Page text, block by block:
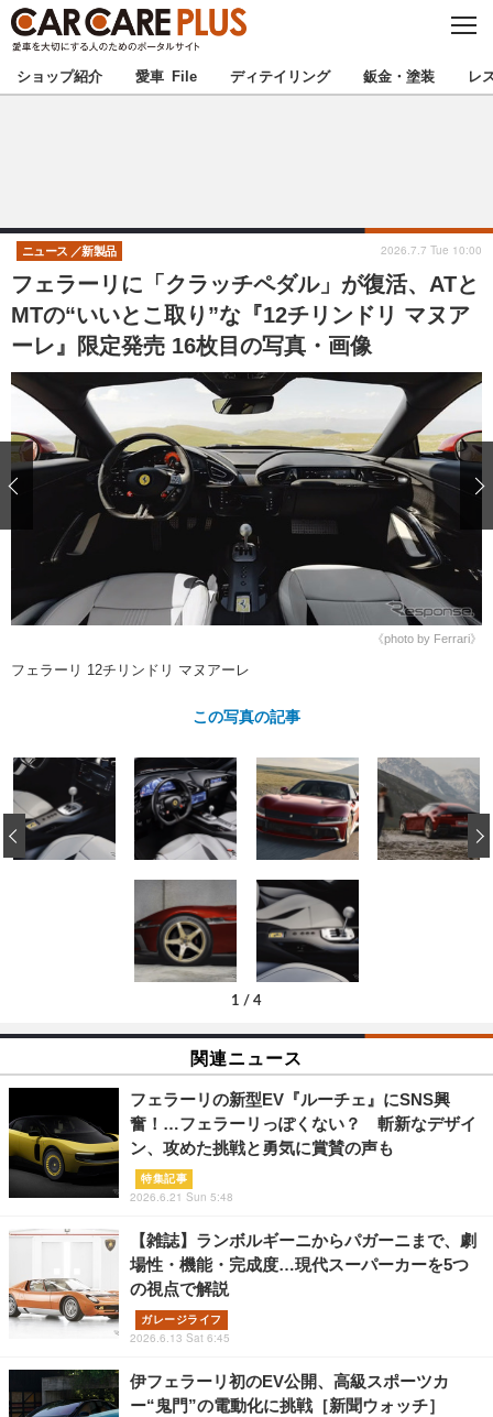
C
S
E
★カーケアプラス認定★ 厳選プロショップを地域から探す
甲信越 北陸
東海 関西
中国 四国
九州
注目の記事
ショップレポート
自動車豆知識 ストップ！不具合修理＆粗悪修理
鈑金・塗装
ディテイリング
ディテイリング
ヘッドライト磨き コーティング
鈑金・塗装
小キズ直し
特集記事
カーメーカー「旧車」関連プロジェ
インタビュー
イベント告知 イベントレポート
ショップ紹介 愛車 File ディテイリング 鈑金・塗装 レ
フェラーリに「クラッチペダル」が復活、ATと
MTの“いいとこ取り”な『12チリンドリ マヌア
ーレ』限定発売 16枚目の写真・画像
ニュース 新製品 2026.7.7 Tue 10:00
《photo by Ferrari》
フェラーリ 12チリンドリ マヌアーレ
この写真の記事
1 / 4
‹
関連ニュース
フェラーリの新型EV『ルーチェ』にSNS興
奮！…フェラーリっぽくない？ 斬新なデザイ
ン、攻めた挑戦と勇気に賞賛の声も
特集記事
2026.6.21 Sun 5:48
【雑誌】ランボルギーニからパガーニまで、劇
場性・機能・完成度…現代スーパーカーを5つ
の視点で解説
ガレージライフ
2026.6.13 Sat 6:45
伊フェラーリ初のEV公開、高級スポーツカ
ー“鬼門”の電動化に挑戦［新聞ウォッチ］